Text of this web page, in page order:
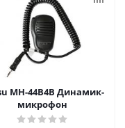
MH-44B4B Динамик-
микрофон